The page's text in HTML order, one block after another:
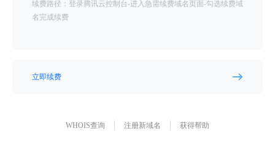
续费路径：登录腾讯云控制台-进入急需续费域名页面-勾选续费域
名完成续费
立即续费
WHOIS查询 注册新域名 获得帮助